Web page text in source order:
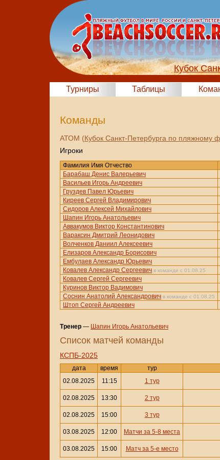
Кубок
Турниры Таблицы
Команды
АТОМ (Кубок Санкт-Петербурга по пляжному
Игроки
Фамилия Имя Отчество
Барабаш Денис Валерьевич
Васильев Игорь Андреевич
Груздев Павел Юрьевич
Киреев Сергей Владимирович
Сидоров Алексей Михайлович
Шапин Игорь Анатольевич
Аввакумов Виктор Константинович
Вараксин Дмитрий Леонидович
Волченков Даниил Алексеевич
Елизаров Александр Борисович
Ембулаев Александр Юрьевич
Ковалев Александр Сергеевич в команде с 01.08.25
Ковалев Сергей Сергеевич
Куринов Виктор Вадимович
Соснин Анатолий Александрович в команде с 01.08.25
Штоп Сергей Андреевич
Тренер — Шапин Игорь Анатольевич
Cписок матчей команды
КСПБ-2025
дата время тур
02.08.2025
11:15 1 тур
02.08.2025 13:30 2 тур
02.08.2025 15:00 3 тур
03.08.2025 12:00 Матчи за 5-8 места
03.08.2025 15:00 Матч за 5-е место